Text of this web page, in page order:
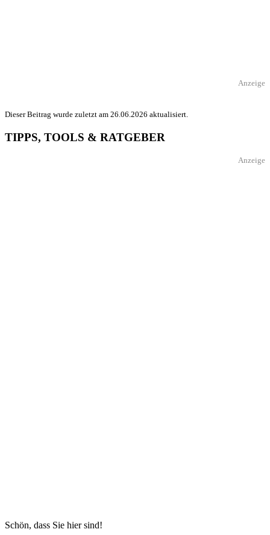
Anzeige
Dieser Beitrag wurde zuletzt am 26.06.2026 aktualisiert.
TIPPS, TOOLS & RATGEBER
Anzeige
Schön, dass Sie hier sind!